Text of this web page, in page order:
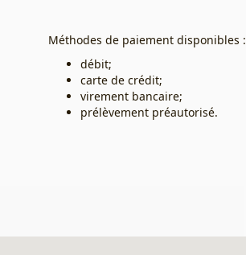
Méthodes de paiement disponibles :
débit;
carte de crédit;
virement bancaire;
prélèvement préautorisé.